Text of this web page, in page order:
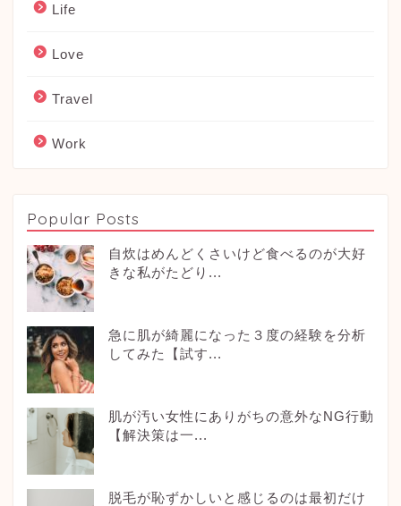
Life
Love
Travel
Work
Popular Posts
自炊はめんどくさいけど食べるのが大好
きな私がたどり...
急に肌が綺麗になった３度の経験を分析
してみた【試す...
肌が汚い女性にありがちの意外なNG行動
【解決策は一...
脱毛が恥ずかしいと感じるのは最初だけ